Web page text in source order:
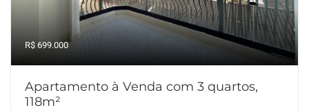
R$ 699.000
Apartamento à Venda com 3 quartos,
118m²